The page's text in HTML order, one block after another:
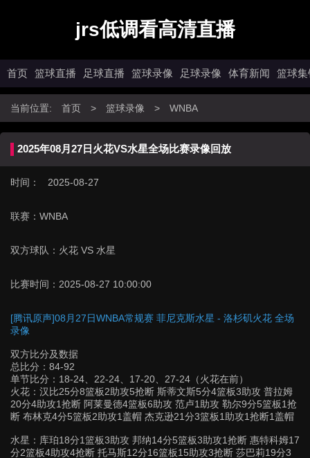
jrs低调看高清直播
首页 篮球直播 足球直播 篮球录像 足球录像 体育新闻 篮球集
当前位置: 首页 > 篮球录像 > WNBA
2025年08月27日火花VS水星全场比赛录像回放
时间： 2025-08-27
联赛： WNBA
双方球队： 火花 VS 水星
比赛时间： 2025-08-27 10:00:00
[腾讯原声]08月27日WNBA常规赛 菲尼克斯水星 - 洛杉矶火花 全场
录像
双方比分及数据
总比分：84-92
单节比分：18-24、22-24、17-20、27-24（火花在前）
火花：汉比25分8篮板2助攻5抢断 斯蒂文斯5分4篮板3助攻 普拉姆
20分4助攻1抢断 阿莱曼德4篮板6助攻 范卢1助攻 勒尔9分5篮板1抢
断 布林克4分5篮板2助攻1盖帽 杰克逊21分3篮板1助攻1抢断1盖帽
水星：库珀18分1篮板3助攻 邦纳14分5篮板3助攻1抢断 惠特科姆17
分2篮板4助攻4抢断 托马斯12分16篮板15助攻3抢断 莎巴莉19分3